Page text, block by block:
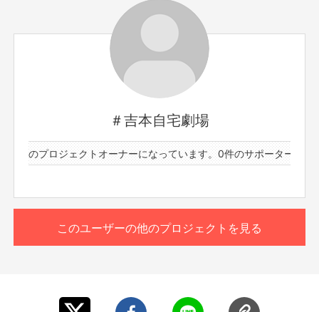
＃吉本自宅劇場
のプロジェクトオーナーになっています。0件のサポーターと76件
後の対応についてご連絡させていただきます。
※当日はスタッフの指示に従っていただきます。イベント
の進行を妨げる行動を取った場合、退出いただく可能性が
※お伝えしている日程に参加できる方のみご購入くださ
い。後日キャンセルはできませんのでご了承ください。
※プロジェクト本文の末尾に記載されている【ご支援にあた
ってのご注意事項】を必ずご一読ください。
※こちらのリターンは実施日の3日前16時までお買い求め
頂けます。
このユーザーの他のプロジェクトを見る